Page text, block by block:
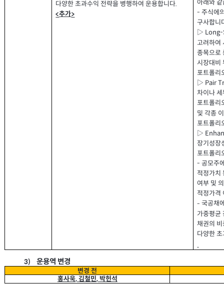
다양한 초과수익 전략을 병행하여 운용합니다.
<추가>
아래와
-주식에
구사합니
▷
고려하여
종목으로
시장대비
포트폴리
▷ Pair
차이나
포트폴리
및 각종
포트폴리
▷
장기성장
포트폴리
-공모주
적정가치
여부 및
적정가격
-국공채
가중평균
채권의
다양한
3) 운용역 변경
변경 전
홍사욱, 김철민, 박헌석